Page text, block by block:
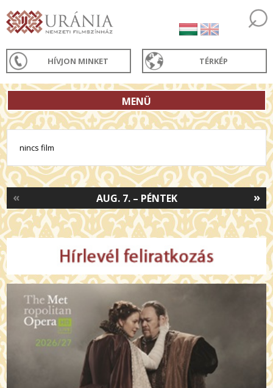
HÍVJON MINKET TÉRKÉP
MENÜ
nincs film
»
AUG. 7. – PÉNTEK
«